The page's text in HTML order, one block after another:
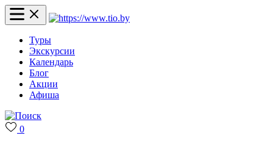
Туры
Экскурсии
Календарь
Блог
Акции
Афиша
0